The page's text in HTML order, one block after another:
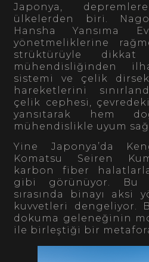
Japonya,
ülkelerden biri.
Hansha Yansıma
yönetmeliklerine
strüktürüyle dikkat
mühendisliğinden
sistemi ve çelik
hareketlerini
çelik cephesi,
yansıtarak hem
mühendislikle uyum
Yine Japonya’da
Komatsu Seiren
karbon fiber
gibi görünüyor. Bu
sırasında binayı aksi
kuvvetleri dengeliyor.
dokuma geleneğinin
ile birleştiği bir